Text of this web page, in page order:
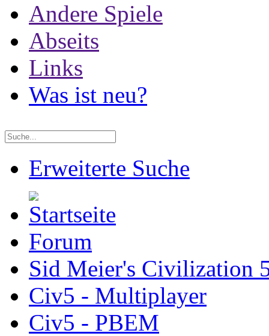
Andere Spiele
Abseits
Links
Was ist neu?
Erweiterte Suche
Forum
Sid Meier's Civilization
Civ5 - Multiplayer
Civ5 - PBEM